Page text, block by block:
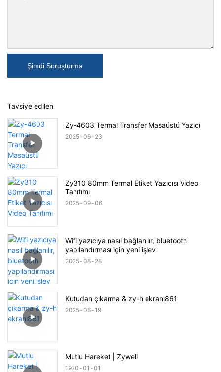
Şimdi Soruşturma
Tavsiye edilen
Zy-4603 Termal Transfer Masaüstü Yazıcı
2025 09 23
Zy310 80mm Termal Etiket Yazıcısı Video
Tanıtımı
2025 09 06
Wifi yazıcıya nasıl bağlanılır, bluetooth
yapılandırması için yeni işlev
2025 08 28
Kutudan çıkarma & zy-h ekranı861
2025 06 19
Mutlu Hareket | Zywell
1970 01 01